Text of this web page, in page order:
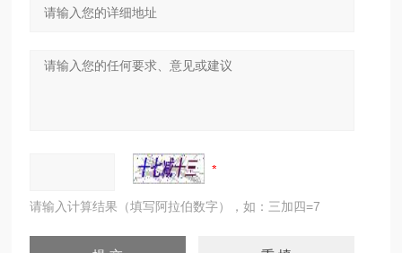
请输入计算结果（填写阿拉伯数字），如：三加四=7